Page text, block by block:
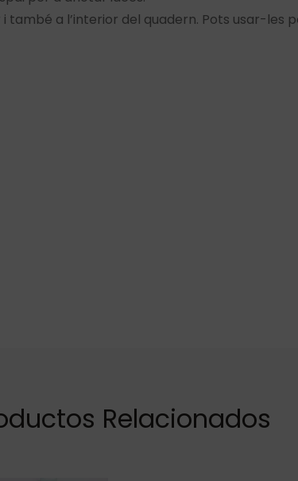
també a l’interior del quadern. Pots usar-
Relacionados